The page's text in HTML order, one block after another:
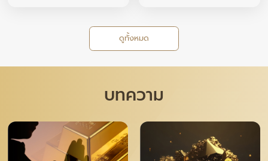
ดูทั้งหมด
บทความ